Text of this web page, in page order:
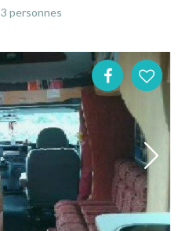
personnes